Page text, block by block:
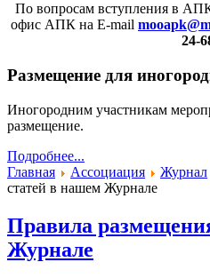
По вопросам вступления в
офис АПК на E-mail
24-
Размещение для
Иногородним участникам
размещение.
Подробнее...
Главная
Ассоциация Журнал
статей в нашем Журнале
Правила
Журнале